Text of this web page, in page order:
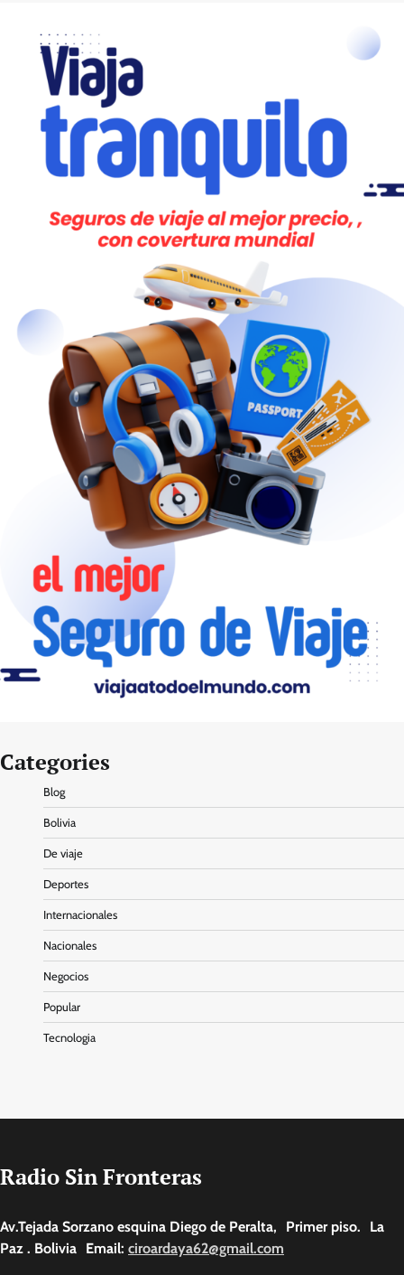
Categories
Blog
Bolivia
De viaje
Deportes
Internacionales
Nacionales
Negocios
Popular
Tecnologia
Radio Sin Fronteras
Av.Tejada Sorzano esquina Diego de Peralta, Primer piso. La
Paz . Bolivia Email: ciroardaya62@gmail.com